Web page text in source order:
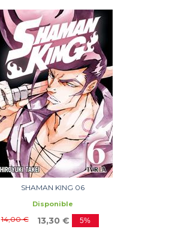
SHAMAN KING 06
Disponible
14,00 € 13,30 € 5%